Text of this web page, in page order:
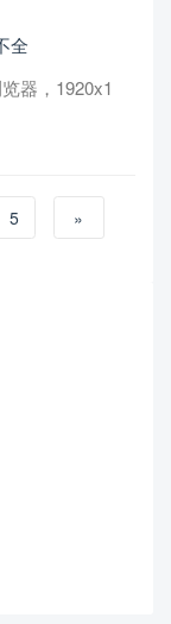
全
器，1920x1
5 »